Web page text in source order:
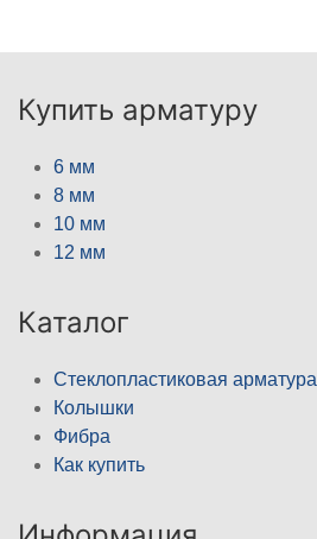
Купить арматуру
6 мм
8 мм
10 мм
12 мм
Каталог
Стеклопластиковая арматура
Колышки
Фибра
Как купить